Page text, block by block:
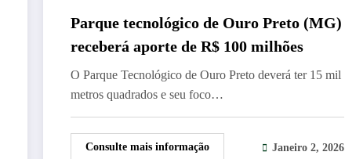
Parque tecnológico de Ouro Preto (MG)
receberá aporte de R$ 100 milhões
O Parque Tecnológico de Ouro Preto deverá ter 15 mil
metros quadrados e seu foco…
Consulte mais informação Janeiro 2, 2026